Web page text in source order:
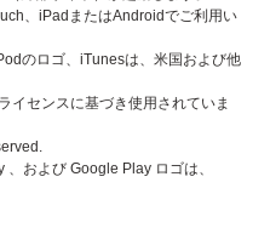
、iPadまたはAndroidでご利用い
のロゴ、iTunesは、米国および他
イセンスに基づき使用されていま
および Google Play ロゴは、